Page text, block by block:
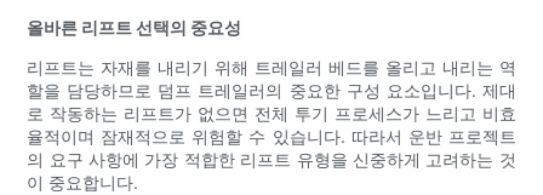
올바른 리프트 선택의 중요성
리프트는 자재를 내리기 위해 트레일러 베드를 올리고 내리는 역
할을 담당하므로 덤프 트레일러의 중요한 구성 요소입니다. 제대
로 작동하는 리프트가 없으면 전체 투기 프로세스가 느리고 비효
율적이며 잠재적으로 위험할 수 있습니다. 따라서 운반 프로젝트
의 요구 사항에 가장 적합한 리프트 유형을 신중하게 고려하는 것
이 중요합니다.